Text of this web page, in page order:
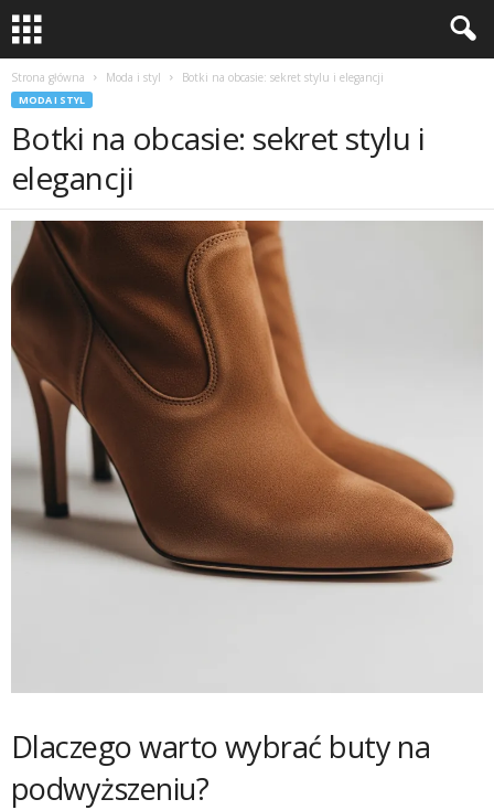
Strona główna Moda i styl Botki na obcasie: sekret stylu i elegancji
MODA I STYL
Botki na obcasie: sekret stylu i
elegancji
Dlaczego warto wybrać buty na
podwyższeniu?